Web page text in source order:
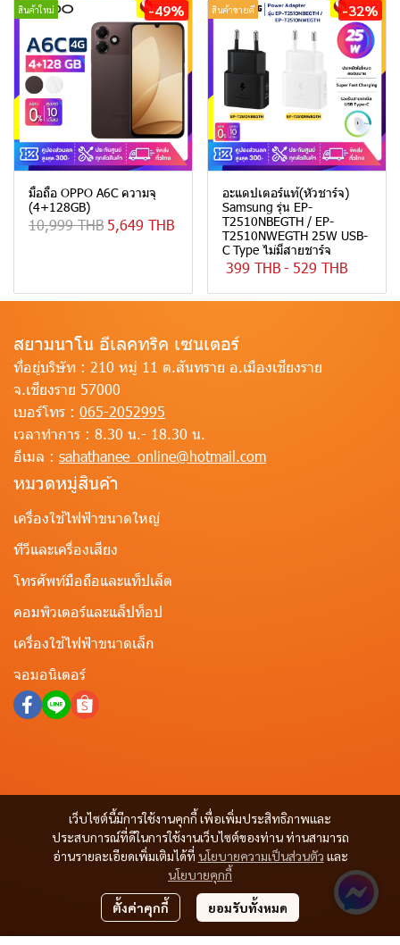
สินค้าใหม่ -49%
มือถือ OPPO A6C ความจุ
(4+128GB)
10,999 THB 5,649 THB
สินค้าขายดี -32%
อะแดปเตอร์แท้(หัวชาร์จ)
Samsung รุ่น EP-
T2510NBEGTH / EP-
T2510NWEGTH 25W USB-
C Type ไม่มีสายชาร์จ
399 THB- 529 THB
เว็บไซต์นี้มีการใช้งานคุกกี้ เพื่อเพิ่มประสิทธิภาพและ
ประสบการณ์ที่ดีในการใช้งานเว็บไซต์ของท่าน ท่านสามารถ
อ่านรายละเอียดเพิ่มเติมได้ที่ นโยบายความเป็นส่วนตัว และ
นโยบายคุกกี้
ตั้งค่าคุกกี้ ยอมรับทั้งหมด
สยามนาโน อีเลคทริค เซนเตอร์
ที่อยู่บริษัท : 210 หมู่ 11 ต.สันทราย อ.เมืองเชียงราย
จ.เชียงราย 57000
เบอร์โทร : 065-2052995
เวลาทำการ : 8.30 น.- 18.30 น.
อีเมล : sahathanee_online@hotmail.com
หมวดหมู่สินค้า
เครื่องใช้ไฟฟ้าขนาดใหญ่
ทีวีและเครื่องเสียง
โทรศัพท์มือถือและแท็ปเล็ต
คอมพิวเตอร์และแล็ปท็อป
เครื่องใช้ไฟฟ้าขนาดเล็ก
จอมอนิเตอร์